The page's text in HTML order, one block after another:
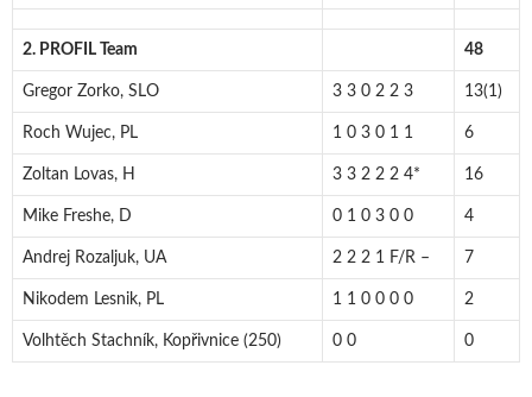
2. PROFIL Team 48
Gregor Zorko, SLO 3 3 0 2 2 3 13(1)
Roch Wujec, PL 1 0 3 0 1 1 6
Zoltan Lovas, H 3 3 2 2 2 4* 16
Mike Freshe, D 0 1 0 3 0 0 4
Andrej Rozaljuk, UA 2 2 2 1 F/R – 7
Nikodem Lesnik, PL 1 1 0 0 0 0 2
Volhtěch Stachník, Kopřivnice (250) 0 0 0